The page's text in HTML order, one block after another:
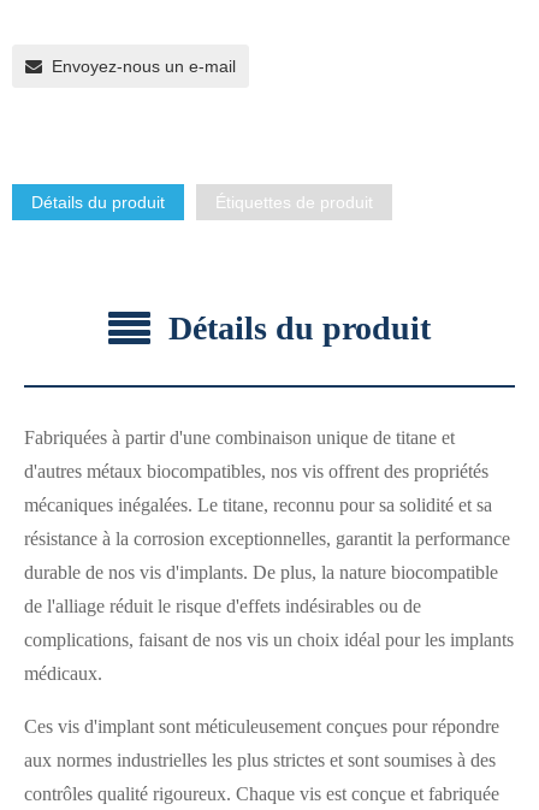
Envoyez-nous un e-mail
Détails du produit Étiquettes de produit
Détails du produit
Fabriquées à partir d'une combinaison unique de titane et
d'autres métaux biocompatibles, nos vis offrent des propriétés
mécaniques inégalées. Le titane, reconnu pour sa solidité et sa
résistance à la corrosion exceptionnelles, garantit la performance
durable de nos vis d'implants. De plus, la nature biocompatible
de l'alliage réduit le risque d'effets indésirables ou de
complications, faisant de nos vis un choix idéal pour les implants
médicaux.
Ces vis d'implant sont méticuleusement conçues pour répondre
aux normes industrielles les plus strictes et sont soumises à des
contrôles qualité rigoureux. Chaque vis est conçue et fabriquée